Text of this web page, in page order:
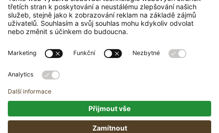
Každý dřevošperk je jedinečný svou dřevěnou